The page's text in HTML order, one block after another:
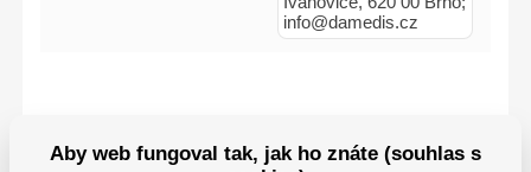
info@damedis.cz
Aby web fungoval tak, jak ho znáte (souhlas s